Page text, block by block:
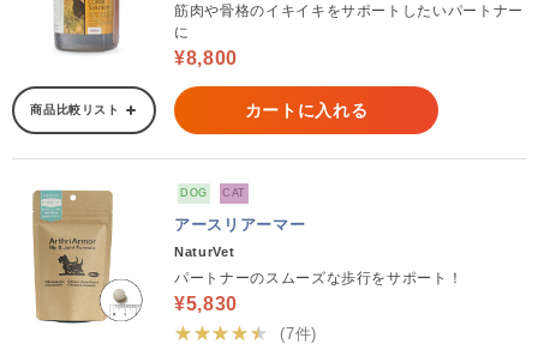
筋肉や骨格のイキイキをサポートしたいパートナー
に
¥8,800
商品比較リスト カートに入れる
DOG CAT
アースリアーマー
NaturVet
パートナーのスムーズな歩行をサポート！
¥5,830
★★★★★
(7件)